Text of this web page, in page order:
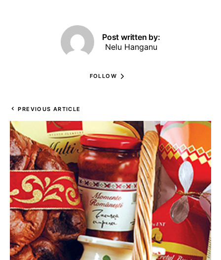
Post written by:
Nelu Hanganu
FOLLOW
PREVIOUS ARTICLE